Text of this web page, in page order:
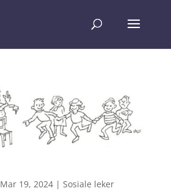
Mar 19, 2024| Sosiale leker